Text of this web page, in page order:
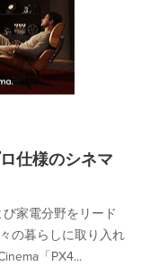
仕様のシネマ
家電分野をリード
の暮らしに取り入れ
「PX4...